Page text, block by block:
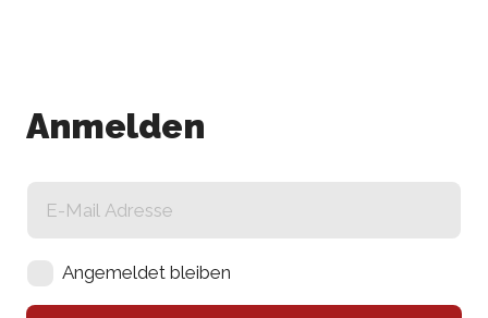
Anmelden
Angemeldet bleiben